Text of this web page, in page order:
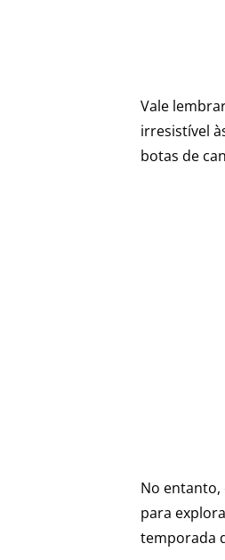
Vale
irresistível
botas de
No entanto,
para
temporada